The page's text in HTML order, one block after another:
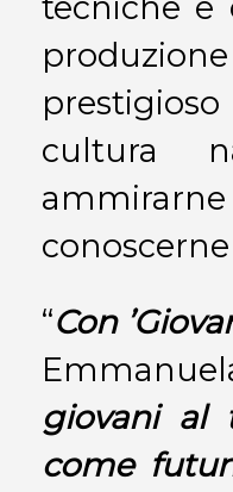
cultura
“Con
giovani al
come